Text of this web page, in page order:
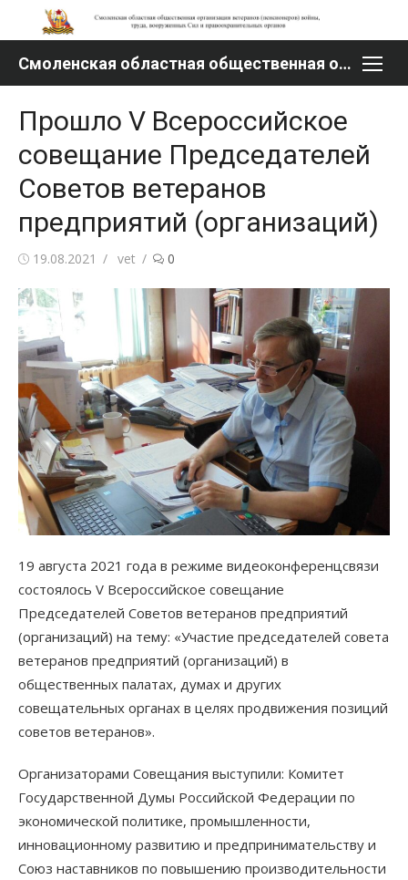
Перейти
содержимому
Смоленская областная общественная организация ветеранов (пенсионеров) войны, труда, вооруженных Сил и правоохранительных органов
Прошло V Всероссийское
совещание Председателей
Советов ветеранов
предприятий (организаций)
Опубликовано
19.08.2021 Автор
vet 0
19 августа 2021 года в режиме видеоконференцсвязи
состоялось V Всероссийское совещание
Председателей Советов ветеранов предприятий
(организаций) на тему: «Участие председателей совета
ветеранов предприятий (организаций) в
общественных палатах, думах и других
совещательных органах в целях продвижения позиций
советов ветеранов».
Организаторами Совещания выступили: Комитет
Государственной Думы Российской Федерации по
экономической политике, промышленности,
инновационному развитию и предпринимательству и
Союз наставников по повышению производительности